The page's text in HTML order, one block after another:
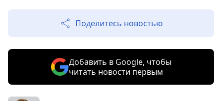
Поделитесь новостью
Добавить в Google, чтобы
читать новости первым